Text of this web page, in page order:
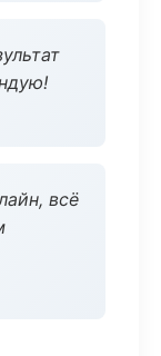
всё